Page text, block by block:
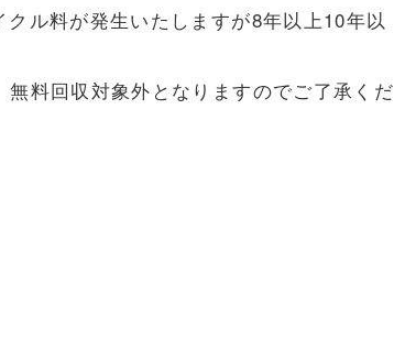
ル料が発生いたしますが8年以上10年以
料回収対象外となりますのでご了承くだ